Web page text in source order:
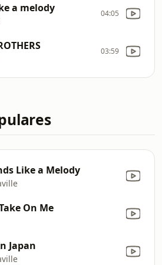
a melody 04:05
03:59
Like a Melody
On Me
Japan